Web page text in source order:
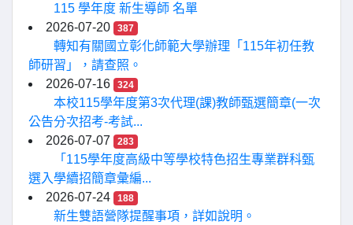
115 學年度 新生導師 名單
2026-07-20
387
轉知有關國立彰化師範大學辦理「115年初任教
師研習」，請查照。
2026-07-16
324
本校115學年度第3次代理(課)教師甄選簡章(一次
公告分次招考-考試...
2026-07-07
283
「115學年度高級中等學校特色招生專業群科甄
選入學續招簡章彙編...
2026-07-24
188
新生雙語營隊提醒事項，詳如說明。